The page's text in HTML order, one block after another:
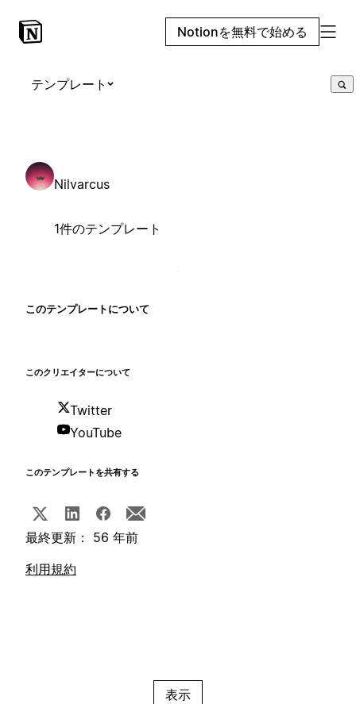
Notionを無料で始める
テンプレート
Nilvarcus
1件のテンプレート
このテンプレートについて
このクリエイターについて
Twitter
YouTube
このテンプレートを共有する
最終更新： 56 年前
利用規約
表示